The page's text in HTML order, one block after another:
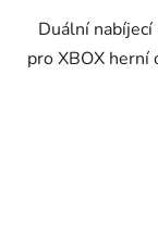
Duální nabíjecí
pro XBOX herní